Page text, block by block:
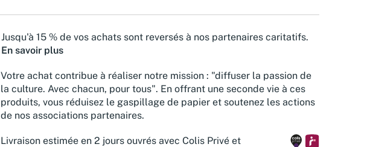
Jusqu'à 15 % de vos achats sont reversés à nos partenaires caritatifs.
En savoir plus
Votre achat contribue à réaliser notre mission : "diffuser la passion de
la culture. Avec chacun, pour tous". En offrant une seconde vie à ces
produits, vous réduisez le gaspillage de papier et soutenez les actions
de nos associations partenaires.
Livraison estimée en 2 jours ouvrés avec Colis Privé et